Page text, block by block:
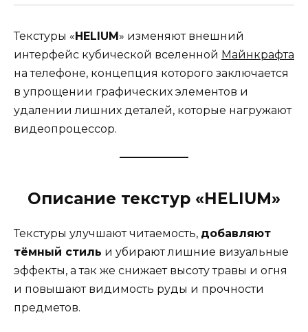
Текстуры «HELIUM» изменяют внешний
интерфейс кубической вселенной Майнкрафта
на телефоне, концепция которого заключается
в упрощении графических элементов и
удалении лишних деталей, которые нагружают
видеопроцессор.
Описание текстур «HELIUM»
Текстуры улучшают читаемость, добавляют
тёмный стиль и убирают лишние визуальные
эффекты, а так же снижает высоту травы и огня
и повышают видимость руды и прочности
предметов.